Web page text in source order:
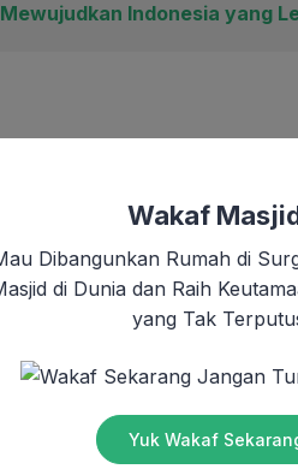
Indonesia yang
istrinya sebagai ibunya,
Dan
Dan sesungguhnya Allah
dengan Aksi Nyata
Ungkapan sharih adalah
niat orang yang
Wakaf
Dibangunkan Rumah di
di Dunia dan Raih
yang Tak
Jangan
Yuk Wakaf